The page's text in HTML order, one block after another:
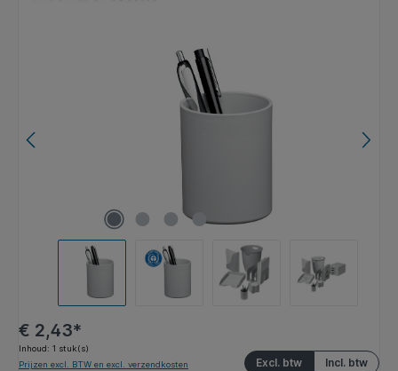
Afbeeldingengalerij overslaan
€ 2,43*
Inhoud: 1 stuk(s)
Incl. btw
Excl. btw
Prijzen excl. BTW en excl. verzendkosten